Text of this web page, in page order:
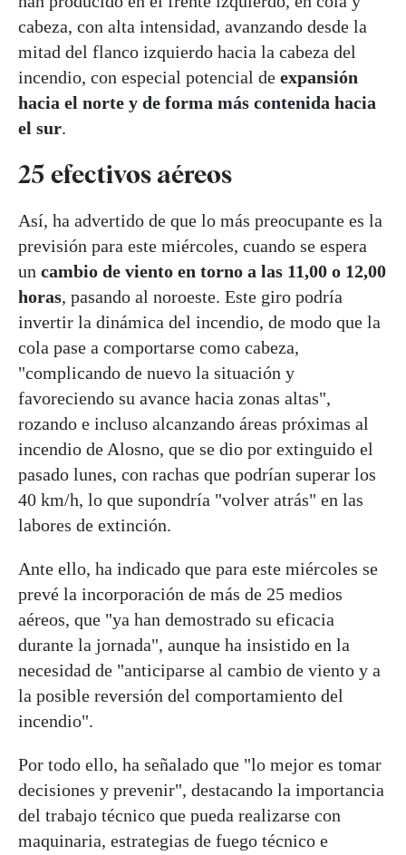
cabeza, con alta intensidad, avanzando desde la
mitad del flanco izquierdo hacia la cabeza del
incendio, con especial potencial de expansión
hacia el norte y de forma más contenida hacia
el sur.
25 efectivos aéreos
Así, ha advertido de que lo más preocupante es la
previsión para este miércoles, cuando se espera
un cambio de viento en torno a las 11,00 o 12,00
horas, pasando al noroeste. Este giro podría
invertir la dinámica del incendio, de modo que la
cola pase a comportarse como cabeza,
"complicando de nuevo la situación y
favoreciendo su avance hacia zonas altas",
rozando e incluso alcanzando áreas próximas al
incendio de Alosno, que se dio por extinguido el
pasado lunes, con rachas que podrían superar los
40 km/h, lo que supondría "volver atrás" en las
labores de extinción.
Ante ello, ha indicado que para este miércoles se
prevé la incorporación de más de 25 medios
aéreos, que "ya han demostrado su eficacia
durante la jornada", aunque ha insistido en la
necesidad de "anticiparse al cambio de viento y a
la posible reversión del comportamiento del
incendio".
Por todo ello, ha señalado que "lo mejor es tomar
decisiones y prevenir", destacando la importancia
del trabajo técnico que pueda realizarse con
maquinaria, estrategias de fuego técnico e